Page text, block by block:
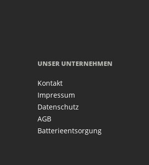
UNSER UNTERNEHMEN
Kontakt
Impressum
Datenschutz
AGB
Batterieentsorgung